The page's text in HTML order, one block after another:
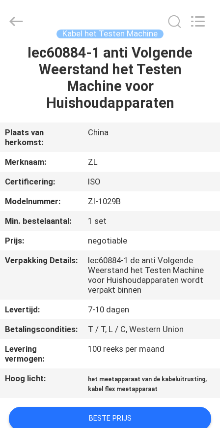
HUIS
PRODUCTEN
ONGEVEER
ONS
FABRIEKSREIS
KWALITEITSCONTROLE
CONTACTEER
NIEUWS
VERZOEK
OM EEN
SHOW
Technology
Kabel het Testen Machine
Iec60884-1 anti Volgende
Weerstand het Testen
Machine voor
Huishoudapparaten
Plaats van
herkomst:
China
Merknaam:
ZL
Certificering:
ISO
Modelnummer:
Zl-1029B
Min. bestelaantal:
1 set
Prijs:
negotiable
Verpakking Details:
Iec60884-1 de anti Volgende
Weerstand het Testen Machine
voor Huishoudapparaten wordt
verpakt binnen
Levertijd:
7-10 dagen
Betalingscondities:
T / T, L / C, Western Union
Levering
vermogen:
100 reeks per maand
Hoog licht: het meetapparaat van de kabeluitrusting,
kabel flex meetapparaat
BESTE PRIJS